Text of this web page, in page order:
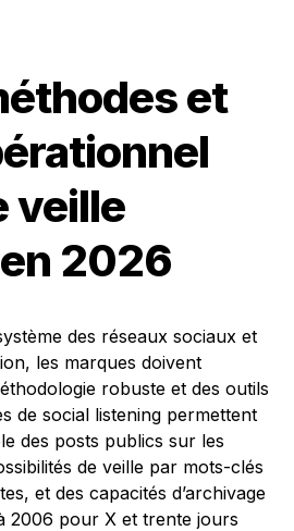
et
veille
2026
des réseaux sociaux et
les marques doivent
robuste et des outils
de social listening permettent
des posts publics sur les
de veille par mots-clés
et des capacités d’archivage
2006 pour X et trente jours